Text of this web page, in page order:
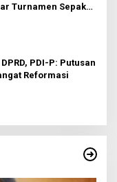
Turnamen Sepak
PDI-P: Putusan
Reformasi